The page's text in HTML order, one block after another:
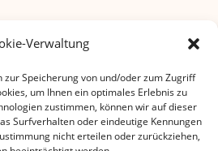
Verwaltung
zur Speicherung von und/oder zum Zugriff
um Ihnen ein optimales Erlebnis zu
zustimmen, können wir auf dieser
Surfverhalten oder eindeutige Kennungen
nicht erteilen oder zurückziehen,
NEWSLETTER